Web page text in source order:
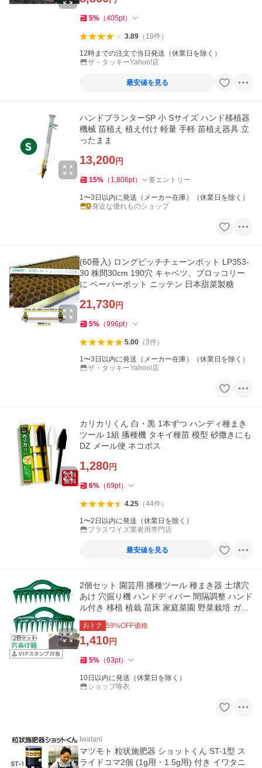
5% （405pt）
3.89（ 19件）
12時までの注文で当日発送（休業日を除く）
ザ・タッキーYahoo!店
最安値を見る
ハンドプランターSP 小 Sサイズ ハンド移植器
機械 苗植え 植え付け 軽量 手軽 苗植え器具 立
ったまま
13,200円
15% （ 1,806pt） 要エントリー
1〜3日以内に発送（メーカー在庫）（休業日を除く）
身近な優れものショップ
(60冊入) ロングピッチチェーンポット LP353-
30 株間30cm 190穴 キャベツ、ブロッコリー
に ペーパーポット ニッテン 日本甜菜製糖
21,730円
5% （996pt）
5.00（3件）
1〜3日以内に発送（メーカー在庫）（休業日を除く）
ザ・タッキーYahoo!店
カリカリくん 白・黒 1本ずつ ハンディ種まき
ツール 1組 播種機 タキイ種苗 模型 砂撒きにも
DZ メール便 ネコポス
1,280円
6% （69pt）
4.25（44件）
1〜2日以内に発送（休業日を除く）
プラスワイズ業者用専門店
最安値を見る
2個セット 園芸用 播種ツール 種まき器 土壌穴
あけ 穴掘り機 ハンドディバー 間隔調整 ハンド
ル付き 移植 植栽 苗床 家庭菜園 野菜栽培 ガー
デニング用品
おトク 59%OFF価格
1,410円
5% （63pt）
10日以内に発送（休業日を除く）
ショップ唯衣
Iwatani
マツモト 粒状施肥器 ショットくん ST-1型 ス
ライドコマ2個 (1g用・1.5g用) 付き イワタニ